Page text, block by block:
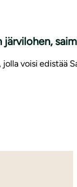
järvilohen,
voisi edistää